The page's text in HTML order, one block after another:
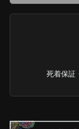
死着保証